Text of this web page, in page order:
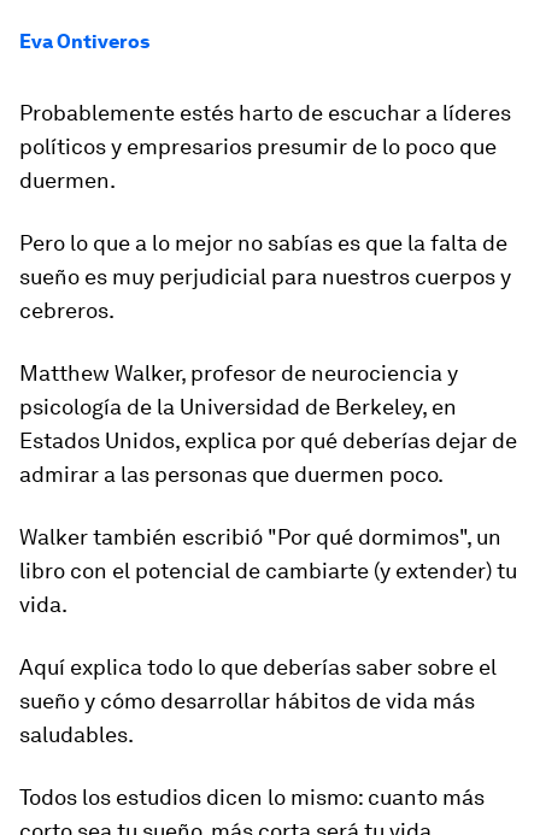
Eva Ontiveros
Probablemente estés harto de escuchar a líderes
políticos y empresarios presumir de lo poco que
duermen.
Pero lo que a lo mejor no sabías es que la falta de
sueño es muy perjudicial para nuestros cuerpos y
cebreros.
Matthew Walker, profesor de neurociencia y
psicología de la Universidad de Berkeley, en
Estados Unidos, explica por qué deberías dejar de
admirar a las personas que duermen poco.
Walker también escribió "Por qué dormimos", un
libro con el potencial de cambiarte (y extender) tu
vida.
Aquí explica todo lo que deberías saber sobre el
sueño y cómo desarrollar hábitos de vida más
saludables.
Todos los estudios dicen lo mismo: cuanto más